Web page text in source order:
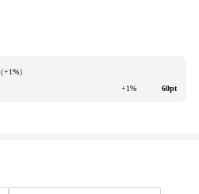
（+1%）
+1% 60pt